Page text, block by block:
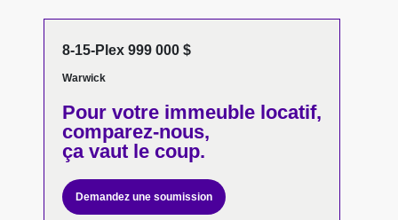
8-15-Plex 999 000 $
Warwick
Pour votreimmeuble locatif,
comparez-nous,
ça vaut le coup.
Demandez une soumission